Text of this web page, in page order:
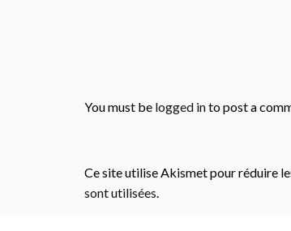
You must be logged into post a
Ce site utilise Akismet pour réduire
sont utilisées.